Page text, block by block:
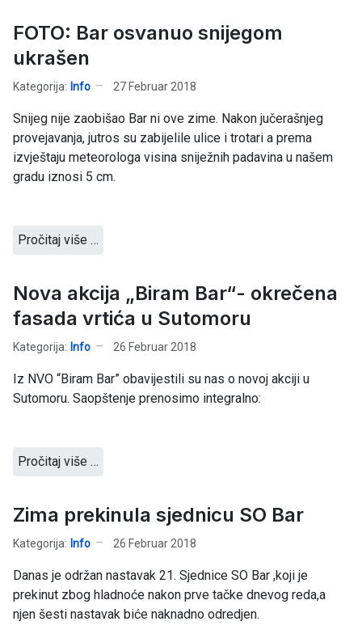
FOTO: Bar osvanuo snijegom
ukrašen
Kategorija: Info 27 Februar 2018
Snijeg nije zaobišao Bar ni ove zime. Nakon jučerašnjeg
provejavanja, jutros su zabijelile ulice i trotari a prema
izvještaju meteorologa visina sniježnih padavina u našem
gradu iznosi 5 cm.
Pročitaj više …
Nova akcija „Biram Bar“- okrečena
fasada vrtića u Sutomoru
Kategorija: Info 26 Februar 2018
Iz NVO “Biram Bar” obavijestili su nas o novoj akciji u
Sutomoru. Saopštenje prenosimo integralno:
Pročitaj više …
Zima prekinula sjednicu SO Bar
Kategorija: Info 26 Februar 2018
Danas je održan nastavak 21. Sjednice SO Bar ,koji je
prekinut zbog hladnoće nakon prve tačke dnevog reda,a
njen šesti nastavak biće naknadno odredjen.